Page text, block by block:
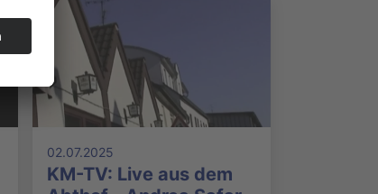
02.07.2025
KM-TV: Live aus dem